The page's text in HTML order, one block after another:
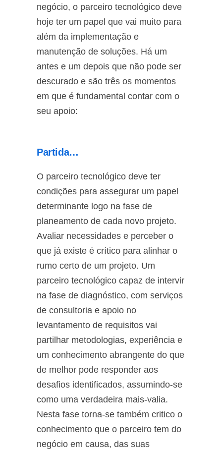
negócio, o parceiro tecnológico deve
hoje ter um papel que vai muito para
além da implementação e
manutenção de soluções. Há um
antes e um depois que não pode ser
descurado e são três os momentos
em que é fundamental contar com o
seu apoio:
Partida…
O parceiro tecnológico deve ter
condições para assegurar um papel
determinante logo na fase de
planeamento de cada novo projeto.
Avaliar necessidades e perceber o
que já existe é crítico para alinhar o
rumo certo de um projeto. Um
parceiro tecnológico capaz de intervir
na fase de diagnóstico, com serviços
de consultoria e apoio no
levantamento de requisitos vai
partilhar metodologias, experiência e
um conhecimento abrangente do que
de melhor pode responder aos
desafios identificados, assumindo-se
como uma verdadeira mais-valia.
Nesta fase torna-se também critico o
conhecimento que o parceiro tem do
negócio em causa, das suas